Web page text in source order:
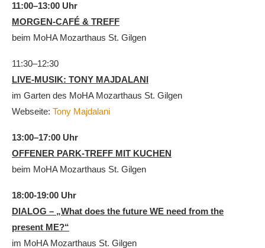
11:00–13:00 Uhr
MORGEN-CAFÉ & TREFF
beim MoHA Mozarthaus St. Gilgen
11:30–12:30
LIVE-MUSIK: TONY MAJDALANI
im Garten des MoHA Mozarthaus St. Gilgen
Webseite: Tony Majdalani
13:00–17:00 Uhr
OFFENER PARK-TREFF MIT KUCHEN
beim MoHA Mozarthaus St. Gilgen
18:00-19:00 Uhr
DIALOG – „What does the future WE need from the
present ME?“
im MoHA Mozarthaus St. Gilgen